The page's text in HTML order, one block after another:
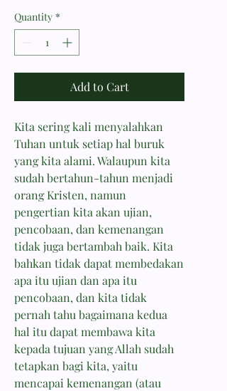
Quantity *
Add to Cart
Kita sering kali menyalahkan
Tuhan untuk setiap hal buruk
yang kita alami. Walaupun kita
sudah bertahun-tahun menjadi
orang Kristen, namun
pengertian kita akan ujian,
pencobaan, dan kemenangan
tidak juga bertambah baik. Kita
bahkan tidak dapat membedakan
apa itu ujian dan apa itu
pencobaan, dan kita tidak
pernah tahu bagaimana kedua
hal itu dapat membawa kita
kepada tujuan yang Allah sudah
tetapkan bagi kita, yaitu
mencapai kemenangan (atau